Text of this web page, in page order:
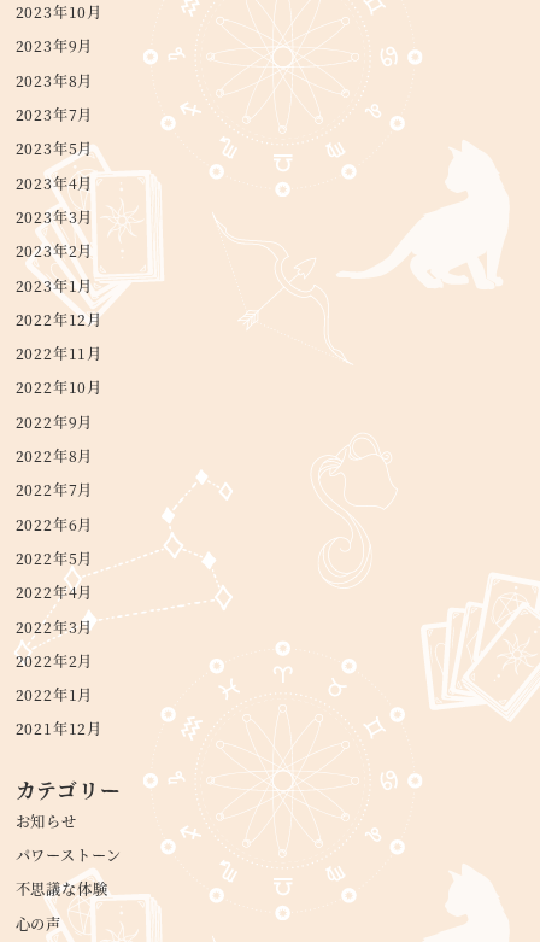
2023年10月
2023年9月
2023年8月
2023年7月
2023年5月
2023年4月
2023年3月
2023年2月
2023年1月
2022年12月
2022年11月
2022年10月
2022年9月
2022年8月
2022年7月
2022年6月
2022年5月
2022年4月
2022年3月
2022年2月
2022年1月
2021年12月
カテゴリー
お知らせ
パワーストーン
不思議な体験
心の声